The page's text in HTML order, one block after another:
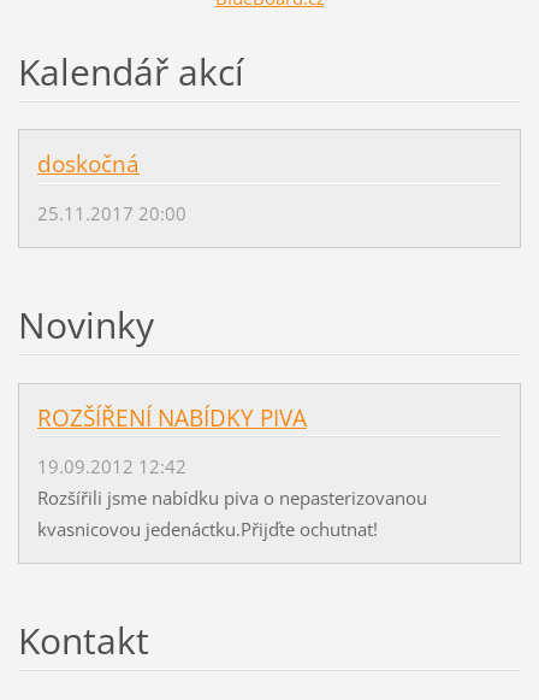
Kalendář akcí
doskočná
25.11.2017 20:00
Novinky
ROZŠÍŘENÍ NABÍDKY PIVA
19.09.2012 12:42
Rozšířili jsme nabídku piva o nepasterizovanou
kvasnicovou jedenáctku.Přijďte ochutnat!
Kontakt